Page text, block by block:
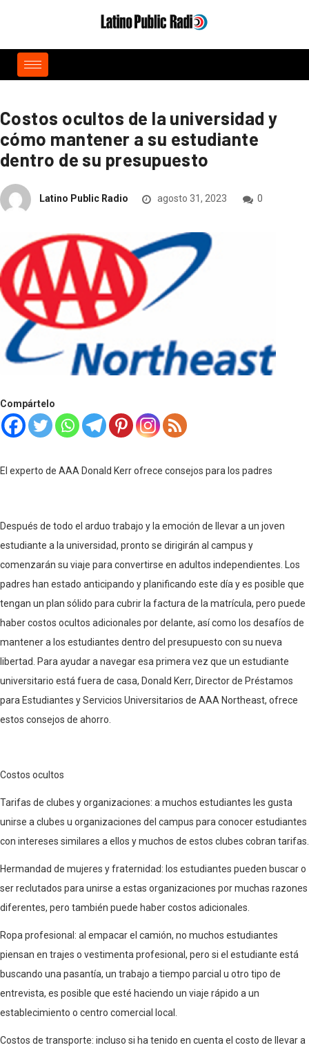
Costos ocultos de la universidad y
cómo mantener a su estudiante
dentro de su presupuesto
Latino Public Radio agosto 31, 2023 0
Compártelo
El experto de AAA Donald Kerr ofrece consejos para los padres
Después de todo el arduo trabajo y la emoción de llevar a un joven
estudiante a la universidad, pronto se dirigirán al campus y
comenzarán su viaje para convertirse en adultos independientes. Los
padres han estado anticipando y planificando este día y es posible que
tengan un plan sólido para cubrir la factura de la matrícula, pero puede
haber costos ocultos adicionales por delante, así como los desafíos de
mantener a los estudiantes dentro del presupuesto con su nueva
libertad. Para ayudar a navegar esa primera vez que un estudiante
universitario está fuera de casa, Donald Kerr, Director de Préstamos
para Estudiantes y Servicios Universitarios de AAA Northeast, ofrece
estos consejos de ahorro.
Costos ocultos
Tarifas de clubes y organizaciones: a muchos estudiantes les gusta
unirse a clubes u organizaciones del campus para conocer estudiantes
con intereses similares a ellos y muchos de estos clubes cobran tarifas.
Hermandad de mujeres y fraternidad: los estudiantes pueden buscar o
ser reclutados para unirse a estas organizaciones por muchas razones
diferentes, pero también puede haber costos adicionales.
Ropa profesional: al empacar el camión, no muchos estudiantes
piensan en trajes o vestimenta profesional, pero si el estudiante está
buscando una pasantía, un trabajo a tiempo parcial u otro tipo de
entrevista, es posible que esté haciendo un viaje rápido a un
establecimiento o centro comercial local.
Costos de transporte: incluso si ha tenido en cuenta el costo de llevar a